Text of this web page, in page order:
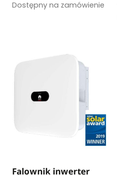
Dostępny na zamówienie
Falownik inwerter